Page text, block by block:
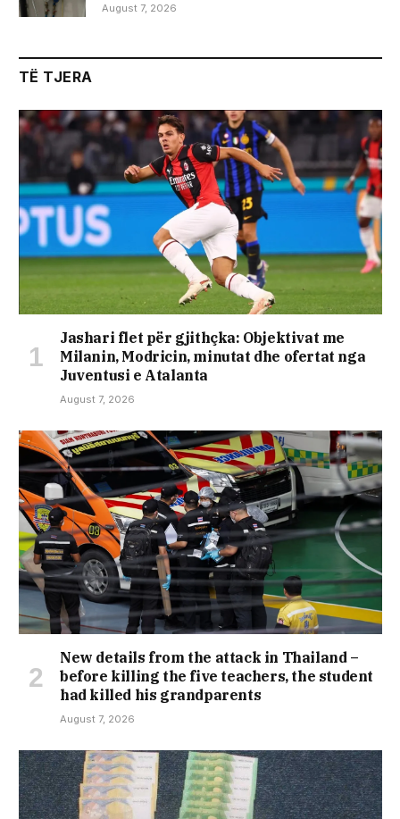
August 7, 2026
TË TJERA
Jashari flet për gjithçka: Objektivat me
Milanin, Modricin, minutat dhe ofertat nga
Juventusi e Atalanta
August 7, 2026
New details from the attack in Thailand –
before killing the five teachers, the student
had killed his grandparents
August 7, 2026